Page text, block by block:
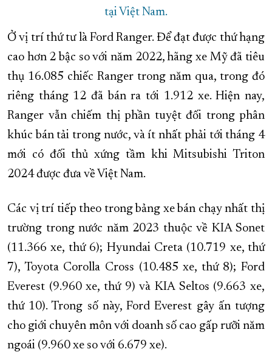
tại Việt Nam.
Ở vị trí thứ tư là Ford Ranger. Để đạt được thứ hạng
cao hơn 2 bậc so với năm 2022, hãng xe Mỹ đã tiêu
thụ 16.085 chiếc Ranger trong năm qua, trong đó
riêng tháng 12 đã bán ra tới 1.912 xe. Hiện nay,
Ranger vẫn chiếm thị phần tuyệt đối trong phân
khúc bán tải trong nước, và ít nhất phải tới tháng 4
mới có đối thủ xứng tầm khi Mitsubishi Triton
2024 được đưa về Việt Nam.
Các vị trí tiếp theo trong bảng xe bán chạy nhất thị
trường trong nước năm 2023 thuộc về KIA Sonet
(11.366 xe, thứ 6); Hyundai Creta (10.719 xe, thứ
7), Toyota Corolla Cross (10.485 xe, thứ 8); Ford
Everest (9.960 xe, thứ 9) và KIA Seltos (9.663 xe,
thứ 10). Trong số này, Ford Everest gây ấn tượng
cho giới chuyên môn với doanh số cao gấp rưỡi năm
ngoái (9.960 xe so với 6.679 xe).